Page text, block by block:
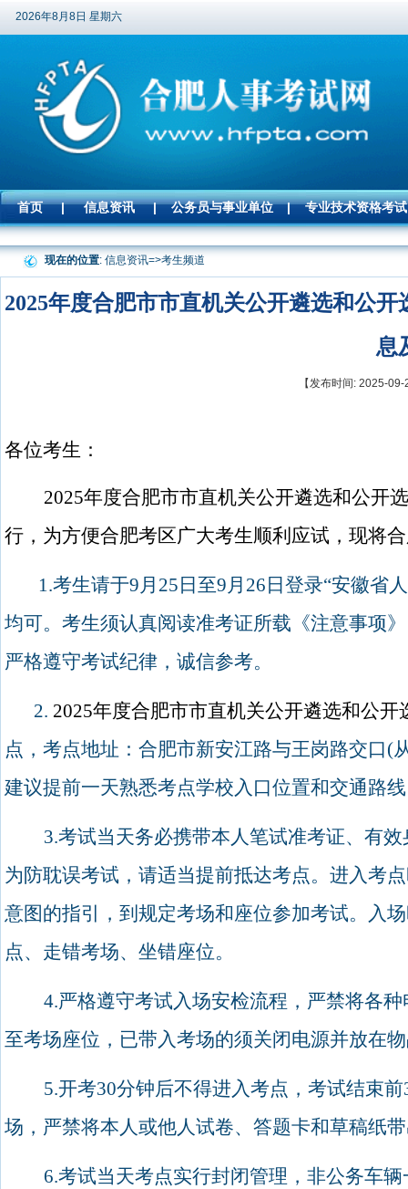
2026年8月8日 星期六
首页 | 信息资讯 | 公务员与事业单位 | 专业技术资格考试
现在的位置: 信息资讯=>考生频道
2025年度合肥市市直机关公开遴选和公
息
【发布时间: 2025-
各位考生：
2025年度合肥市市直机关公开遴选和公开
行，为方便合肥考区广大考生顺利应试，现将
1.考生请于9月 25 日至9月 26 日登录“安徽省
均可。考生须认真阅读准考证所载《注意事项
严格遵守考试纪律，诚信参考。
2. 2025年度合肥市市直机关公开遴选和公
点，考点地址：合肥市新安江路与王岗路交口(
建议提前一天熟悉考点学校入口位置和交通路
3.考试当天务必携带本人笔试准考证、有
为防耽误考试，请适当提前抵达考点。进入考
意图的指引，到规定考场和座位参加考试。入
点、走错考场、坐错座位。
4.严格遵守考试入场安检流程，严禁将各
至考场座位，已带入考场的须关闭电源并放在
5.开考30分钟后不得进入考点，考试结束前
场，严禁将本人或他人试卷、答题卡和草稿纸
6.考试当天考点实行封闭管理，非公务车